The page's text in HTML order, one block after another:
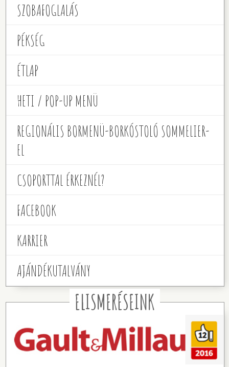
SZOBAFOGLALÁS
PÉKSÉG
ÉTLAP
HETI / POP-UP MENÜ
REGIONÁLIS BORMENÜ-BORKÓSTOLÓ SOMMELIER-
EL
CSOPORTTAL ÉRKEZNÉL?
FACEBOOK
KARRIER
AJÁNDÉKUTALVÁNY
ELISMERÉSEINK